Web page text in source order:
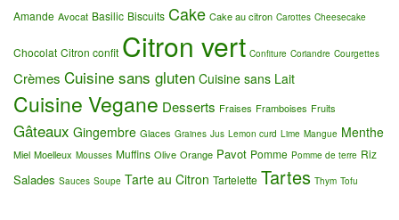
Amande Avocat Basilic Biscuits Cake Cake au citron Carottes Cheesecake
Chocolat Citron confit Citron vert Confiture Coriandre Courgettes
Crèmes Cuisine sans gluten Cuisine sans Lait
Cuisine Vegane Desserts Fraises Framboises Fruits
Gâteaux Gingembre Glaces Graines Jus Lemon curd Lime Mangue Menthe
Miel Moelleux Mousses Muffins Olive Orange Pavot Pomme Pomme de terre Riz
Salades Sauces Soupe Tarte au Citron Tartelette Tartes Thym Tofu